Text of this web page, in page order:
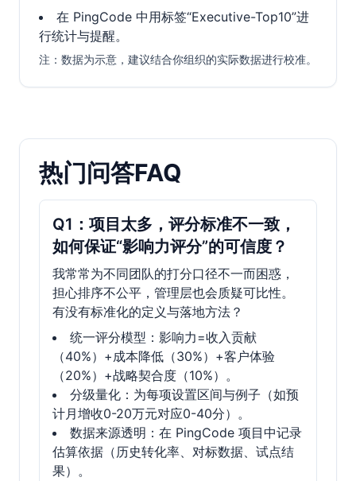
在 PingCode 中用标签“Executive-Top10”进
行统计与提醒。
注：数据为示意，建议结合你组织的实际数据进行校准。
热门问答FAQ
Q1：项目太多，评分标准不一致，
如何保证“影响力评分”的可信度？
我常常为不同团队的打分口径不一而困惑，
担心排序不公平，管理层也会质疑可比性。
有没有标准化的定义与落地方法？
统一评分模型：影响力=收入贡献
（40%）+成本降低（30%）+客户体验
（20%）+战略契合度（10%）。
分级量化：为每项设置区间与例子（如预
计月增收0-20万元对应0-40分）。
数据来源透明：在 PingCode 项目中记录
估算依据（历史转化率、对标数据、试点结
果）。